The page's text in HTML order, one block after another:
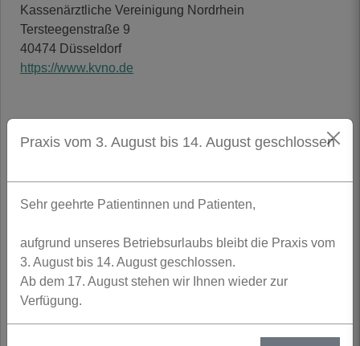
Kassenärztliche Vereinigung Nordrhein
Tersteegenstraße 9
https://www.kvno.de
BERUFSRECHTLICHE REGELUNGEN
Heilberufsgesetz NRW
https://www.aekno.de/aerzte/gesetze-
Berufsordnung der Ärztekammer Nordrhein
https://www.aekno.de/aerzte/berufsordnung
STREITSCHLICHTUNG
Praxis vom 3. August bis 14. August geschlossen
Sehr geehrte Patientinnen und Patienten,
aufgrund unseres Betriebsurlaubs bleibt die Praxis vom
3. August bis 14. August geschlossen.
Ab dem 17. August stehen wir Ihnen wieder zur
Verfügung.